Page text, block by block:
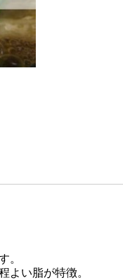
。
よい脂が特徴。